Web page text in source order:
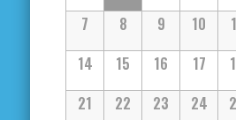
Évènements
Évènements
7
8 9 10
14
15 16 17
21
22 23 24